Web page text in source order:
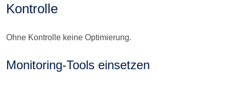
Kontrolle
Ohne Kontrolle keine Optimierung.
Monitoring-Tools einsetzen